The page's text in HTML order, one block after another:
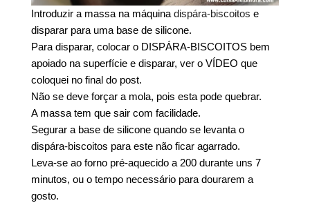
Introduzir a massa na máquinadispára-biscoitos e
disparar para uma base de silicone.
Para disparar, colocar o DISPÁRA-BISCOITOS bem
apoiado na superfície e disparar, ver o VÍDEO que
coloquei no final do post.
Não se deve forçar a mola, pois esta pode quebrar.
A massa tem que sair com facilidade.
Segurar a base de silicone quando se levanta o
dispára-biscoitos para este não ficar agarrado.
Leva-se ao forno pré-aquecido a 200 durante uns 7
minutos, ou o tempo necessário para dourarem a
gosto.